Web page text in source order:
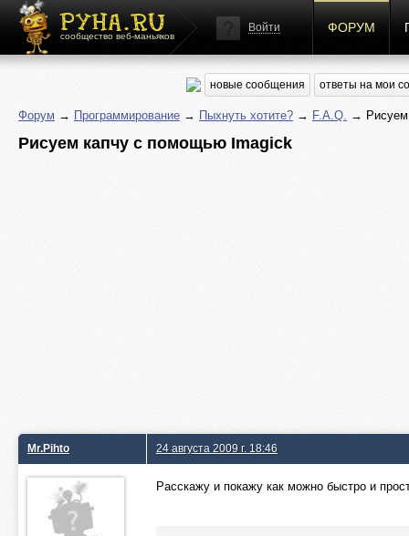
сообщество веб-маньяков
Войти ФОРУМ
новые сообщения ответы на мои
Форум → Программирование → Пыхнуть хотите? → F.A.Q. → Рисуем
Рисуем капчу с помощью Imagick
Mr.Pihto 24 августа 2009 г. 18:46
Расскажу и покажу как можно быстро и